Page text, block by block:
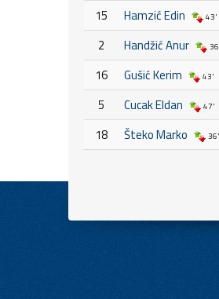
15 Hamzić Edin 43'
2 Handžić Anur
16 Gušić Kerim 43'
5 Cucak Eldan 47'
18 Šteko Marko 36'